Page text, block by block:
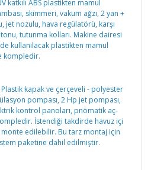
katkılı ABS plastikten mamul
skimmeri, vakum ağzı, 2 yan +
jet nozulu, hava regülatörü, karşı
tutunma kolları. Makine dairesi
kullanılacak plastikten mamul
kompledir.
Plastik kapak ve çerçeveli - polyester
pompası, 2 Hp jet pompası,
kontrol panoları, pnömatik aç-
İstendiği takdirde havuz içi
monte edilebilir. Bu tarz montaj için
paketine dahil edilmiştir.